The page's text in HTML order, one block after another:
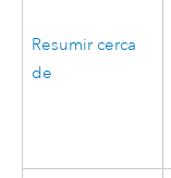
Resumir cerca
de